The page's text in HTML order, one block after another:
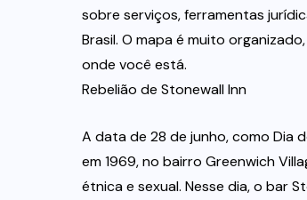
sobre serviços, ferramentas
Brasil. O mapa é muito
onde você está.
Rebelião de Stonewall Inn
A data de 28 de junho, como Dia
em 1969, no bairro Greenwich
étnica e sexual. Nesse dia, o bar